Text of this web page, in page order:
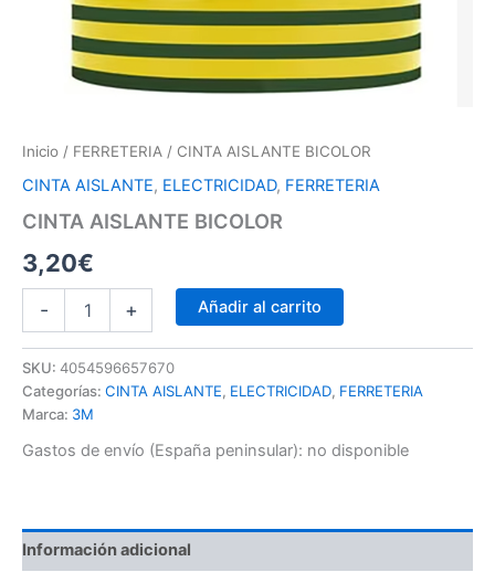
Inicio / FERRETERIA / CINTA AISLANTE BICOLOR
CINTA AISLANTE, ELECTRICIDAD, FERRETERIA
CINTA AISLANTE BICOLOR
3,20€
- + Añadir al carrito
SKU: 4054596657670
Categorías: CINTA AISLANTE, ELECTRICIDAD, FERRETERIA
Marca: 3M
Gastos de envío (España peninsular): no disponible
Información adicional